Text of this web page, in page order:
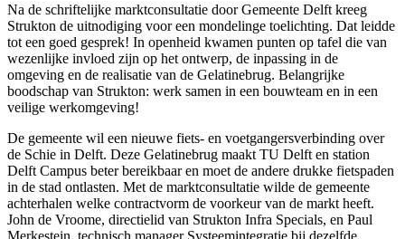
Na de schriftelijke marktconsultatie door Gemeente Delft kreeg
Strukton de uitnodiging voor een mondelinge toelichting. Dat leidde
tot een goed gesprek! In openheid kwamen punten op tafel die van
wezenlijke invloed zijn op het ontwerp, de inpassing in de
omgeving en de realisatie van de Gelatinebrug. Belangrijke
boodschap van Strukton: werk samen in een bouwteam en in een
veilige werkomgeving!
De gemeente wil een nieuwe fiets- en voetgangersverbinding over
de Schie in Delft. Deze Gelatinebrug maakt TU Delft en station
Delft Campus beter bereikbaar en moet de andere drukke fietspaden
in de stad ontlasten. Met de marktconsultatie wilde de gemeente
achterhalen welke contractvorm de voorkeur van de markt heeft.
John de Vroome, directielid van Strukton Infra Specials, en Paul
Merkestein, technisch manager Systeemintegratie bij dezelfde